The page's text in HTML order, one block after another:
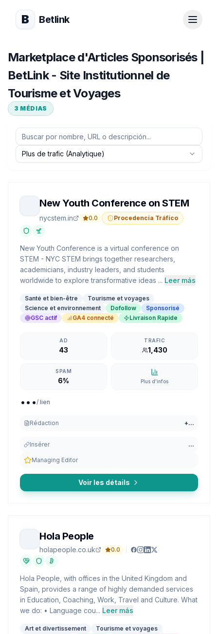
B Betlink
Marketplace d'Articles Sponsorisés |
BetLink - Site Institutionnel de
Tourisme et Voyages
3 MÉDIAS
Plus de trafic (Analytique)
New Youth Conference on STEM
nycstem.in 0.0 Procedencia Tráfico
New Youth Conference is a virtual conference on
STEM - NYC STEM brings together researchers,
academicians, industry leaders, and students
worldwide to explore transformative ideas ... Leer más
Santé et bien-être
Tourisme et voyages
Science et environnement
Dofollow
Sponsorisé
GSC actif
GA4 connecté Livraison Rapide
AD
43
TRAFIC
1,430
SPAM
6% Plus d'infos
.../ lien
Rédaction +...
Insérer ...
Managing Editor
Voir les détails
Hola People
holapeople.co.uk 0.0
Hola People, with offices in the United Kingdom and
Spain, provides a range of highly demanded services
in Education, Coaching, Work, Travel and Culture. What
we do: • Language cou... Leer más
Art et divertissement
Tourisme et voyages